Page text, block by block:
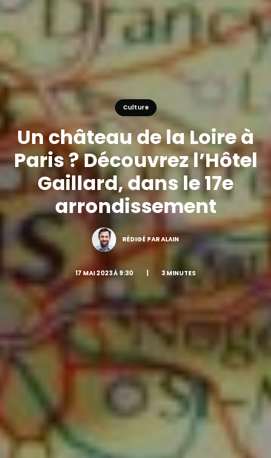
Culture
Un château de la Loire à
Paris ? Découvrez l’Hôtel
Gaillard, dans le 17e
arrondissement
RÉDIGÉ PAR ALAIN
17 MAI 2023 À 9:30 3 MINUTES